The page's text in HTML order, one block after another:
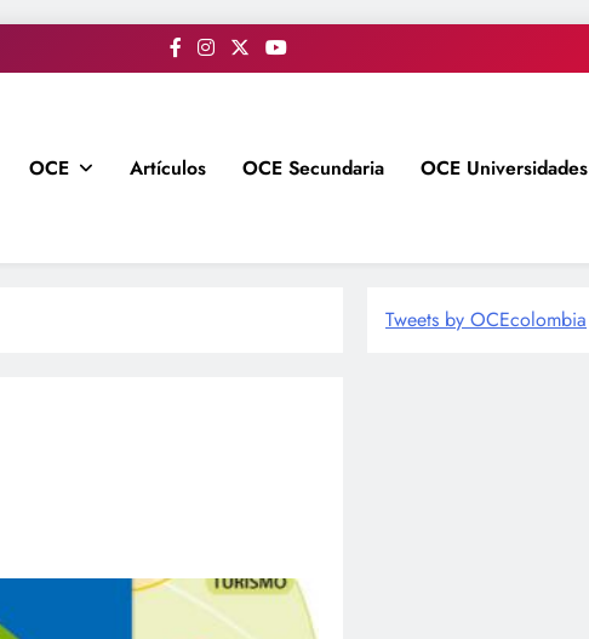
OCE Artículos OCE Secundaria OCE Universidades
Tweets by OCEcolombia